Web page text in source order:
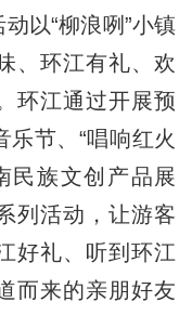
以“柳浪咧”小镇
、环江有礼、欢
环江通过开展预
节、“唱响红火
民族文创产品展
列活动，让游客
好礼、听到环江
而来的亲朋好友